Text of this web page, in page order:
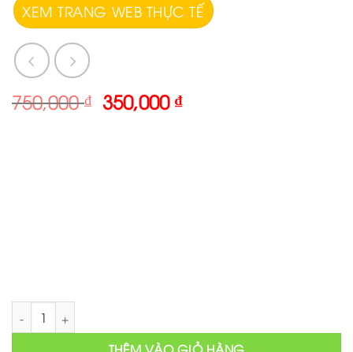
XEM TRANG WEB THỰC TẾ
750,000₫ Giá
gốc
350,000₫Giá
Mẫu website bán khóa học online số lượng
THÊM VÀO GIỎ HÀNG